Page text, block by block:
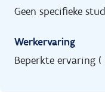
Geen specifieke
Werkervaring
Beperkte ervaring (